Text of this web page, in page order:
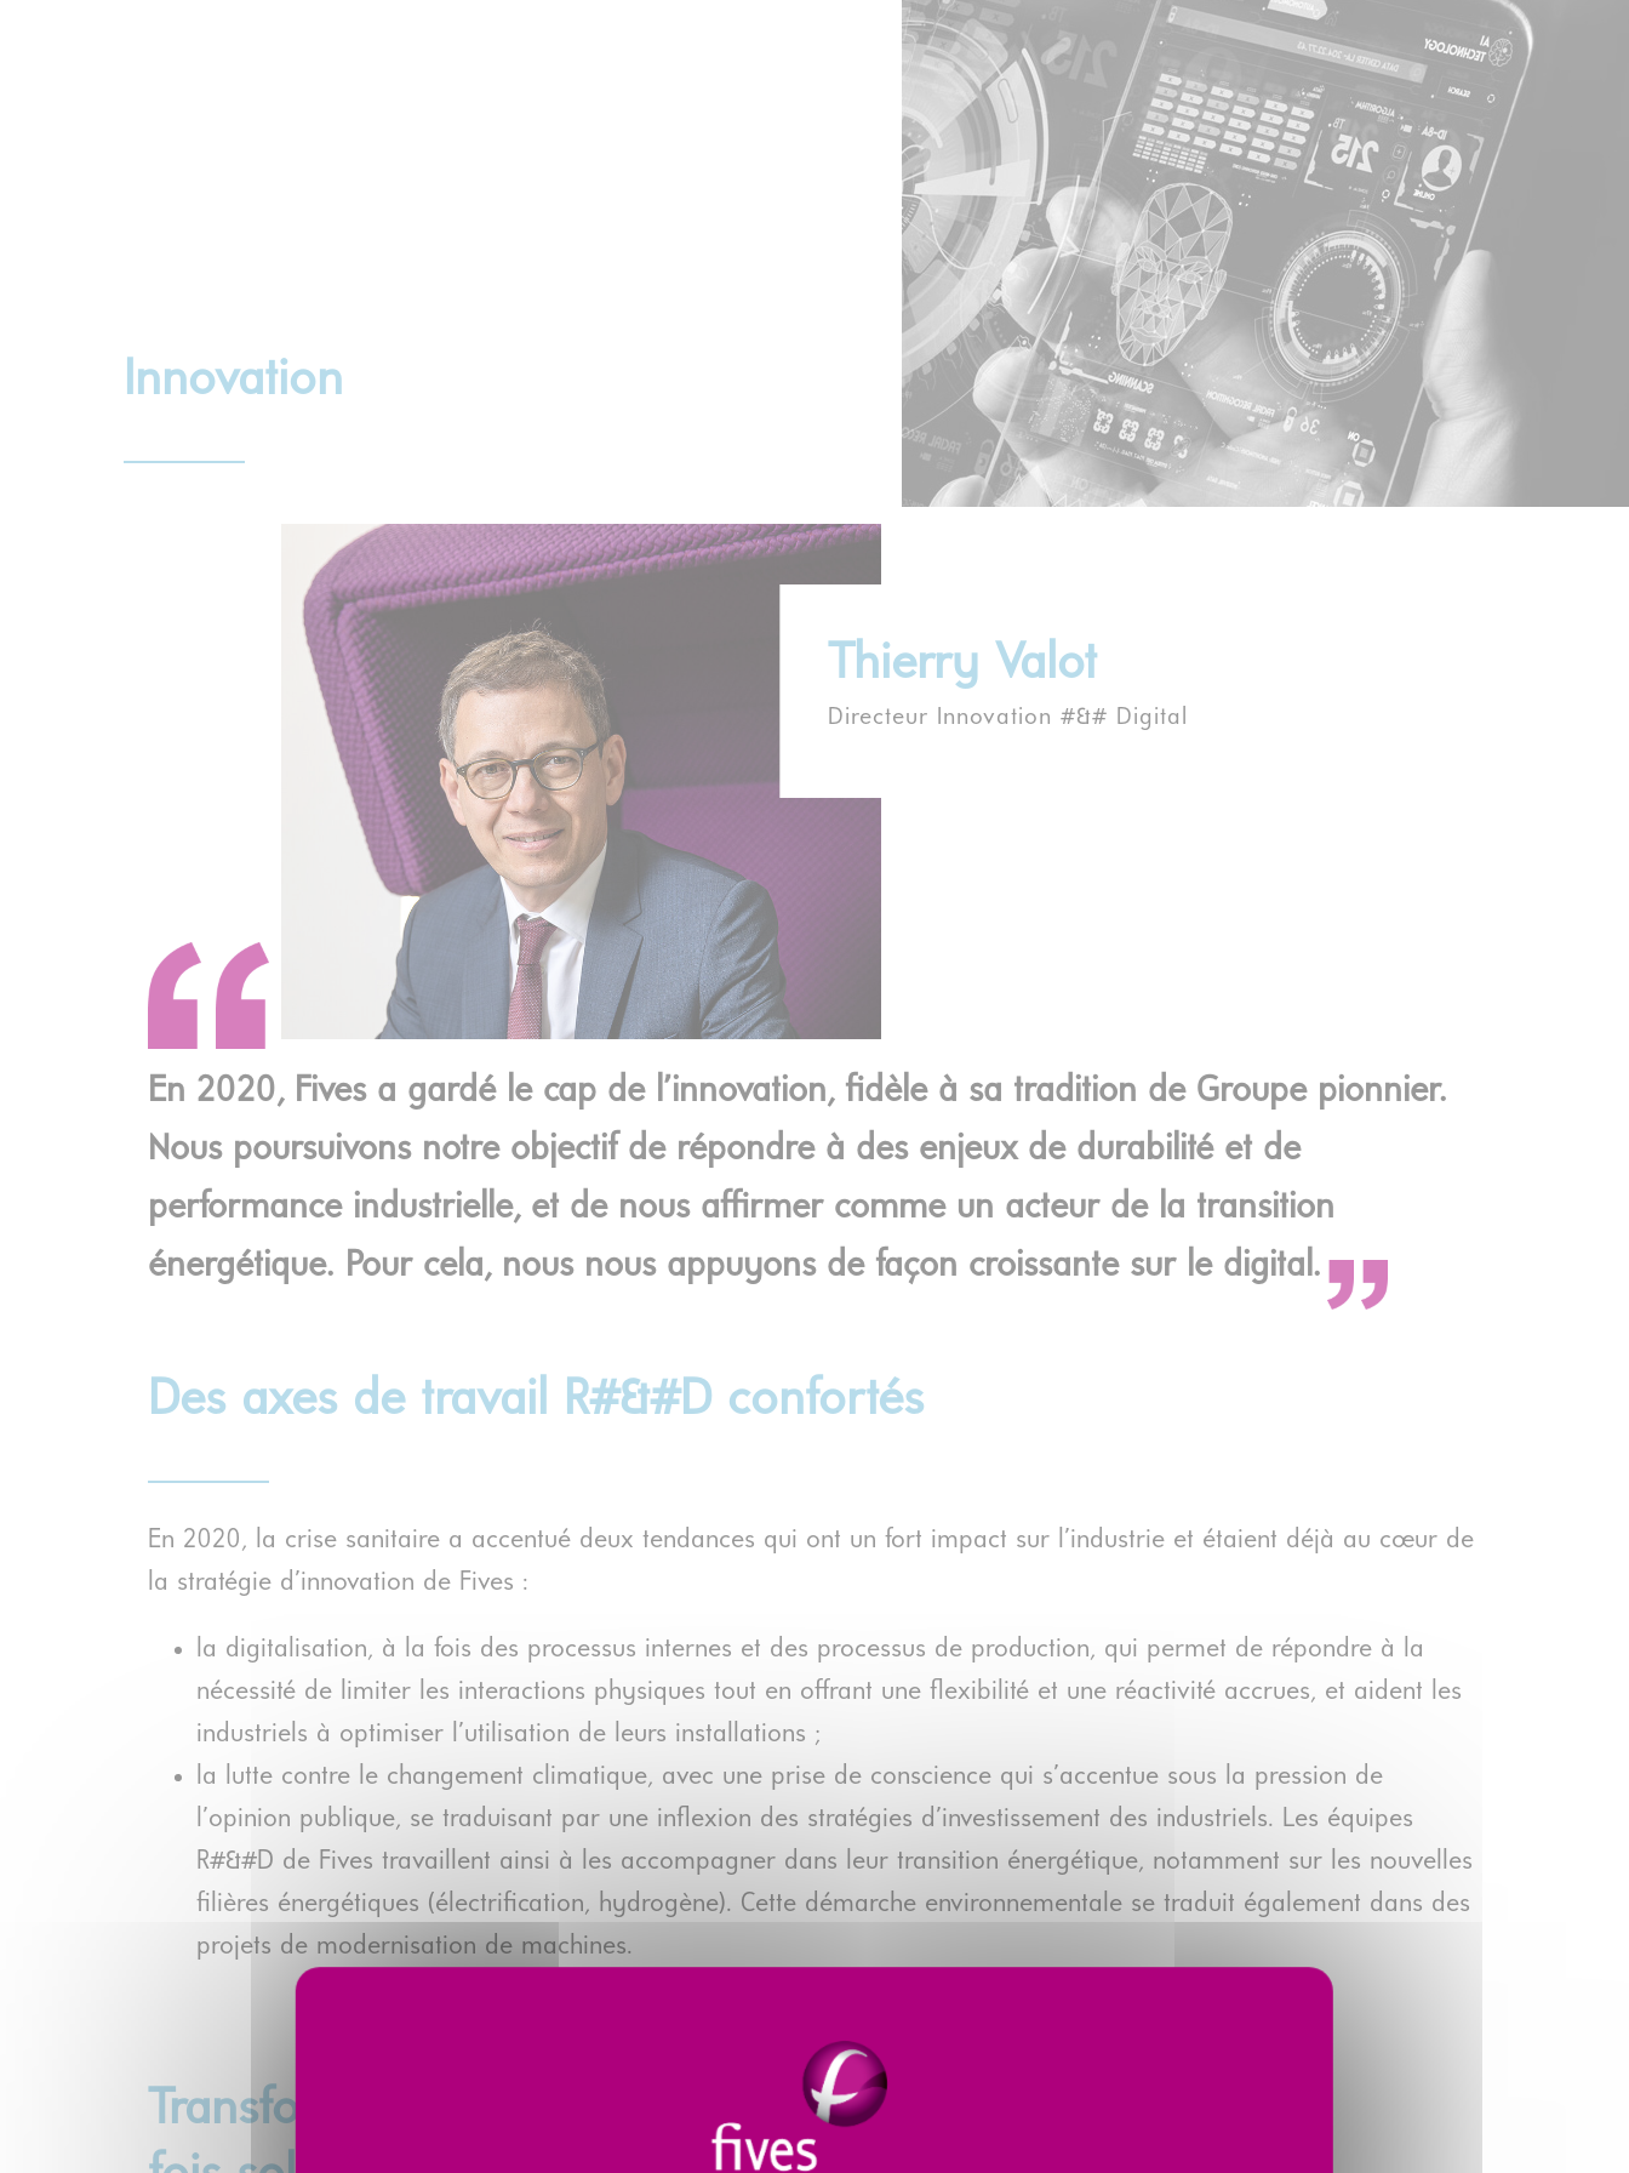
Innovation
Thierry Valot
Directeur Innovation #&# Digital
En 2020, Fives a gardé le cap de l’innovation, fidèle à sa tradition de Groupe pionnier.
Nous poursuivons notre objectif de répondre à des enjeux de durabilité et de
performance industrielle, et de nous affirmer comme un acteur de la transition
énergétique. Pour cela, nous nous appuyons de façon croissante sur le digital.
Des axes de travail R#&#D confortés
En 2020, la crise sanitaire a accentué deux tendances qui ont un fort impact sur l’industrie et étaient déjà au cœur de
la stratégie d’innovation de Fives :
la digitalisation, à la fois des processus internes et des processus de production, qui permet de répondre à la
nécessité de limiter les interactions physiques tout en offrant une flexibilité et une réactivité accrues, et aident les
industriels à optimiser l’utilisation de leurs installations ;
la lutte contre le changement climatique, avec une prise de conscience qui s’accentue sous la pression de
l’opinion publique, se traduisant par une inflexion des stratégies d’investissement des industriels. Les équipes
R#&#D de Fives travaillent ainsi à les accompagner dans leur transition énergétique, notamment sur les nouvelles
filières énergétiques (électrification, hydrogène). Cette démarche environnementale se traduit également dans des
projets de modernisation de machines.
Transformer l’essai grâce à une organisation à la